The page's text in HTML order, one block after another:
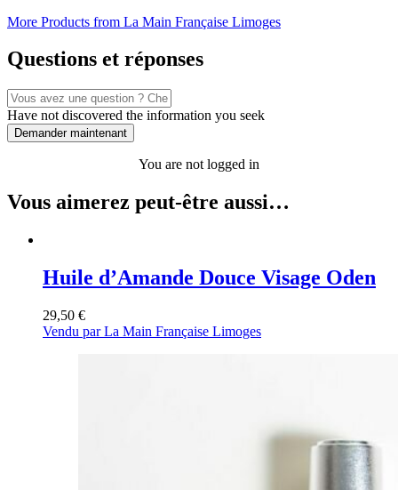
More Products from La Main Française Limoges
Questions et réponses
Have not discovered the information you seek
Demander maintenant
You are not logged in
Vous aimerez peut-être aussi…
Huile d’Amande Douce Visage Oden
29,50 €
Vendu par La Main Française Limoges